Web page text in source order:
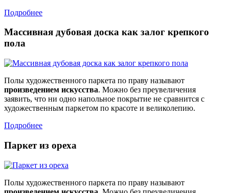
Подробнее
Массивная дубовая доска как залог крепкого
пола
Полы художественного паркета по праву называют
произведением искусства. Можно без преувеличения
заявить, что ни одно напольное покрытие не сравнится с
художественным паркетом по красоте и великолепию.
Подробнее
Паркет из ореха
Полы художественного паркета по праву называют